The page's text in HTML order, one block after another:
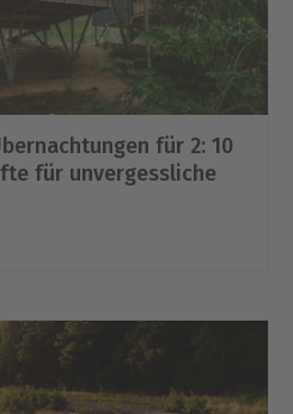
für 2: 10
für unvergessliche